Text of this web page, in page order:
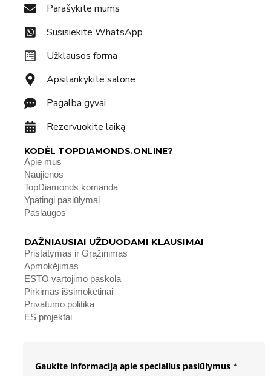
Parašykite mums
Susisiekite WhatsApp
Užklausos forma
Apsilankykite salone
Pagalba gyvai
Rezervuokite laiką
KODĖL TOPDIAMONDS.ONLINE?
Apie mus
Naujienos
TopDiamonds komanda
Ypatingi pasiūlymai
Paslaugos
DAŽNIAUSIAI UŽDUODAMI KLAUSIMAI
Pristatymas ir Grąžinimas
Apmokėjimas
ESTO vartojimo paskola
Pirkimas išsimokėtinai
Privatumo politika
ES projektai
Gaukite informaciją apie specialius pasiūlymus *